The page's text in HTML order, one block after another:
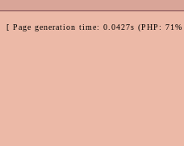
[ Page generation time: 0.0427s (PHP: